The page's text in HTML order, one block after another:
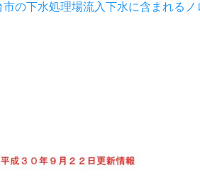
市の下水処理場流入下水に含まれる